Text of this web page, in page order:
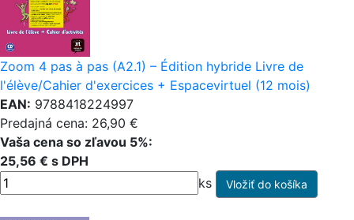
Zoom 4 pas à pas (A2.1) – Édition hybride Livre de
l'élève/Cahier d'exercices + Espacevirtuel (12 mois)
EAN: 9788418224997
Predajná cena: 26,90 €
Vaša cena so zľavou 5%:
25,56 € s DPH
ks